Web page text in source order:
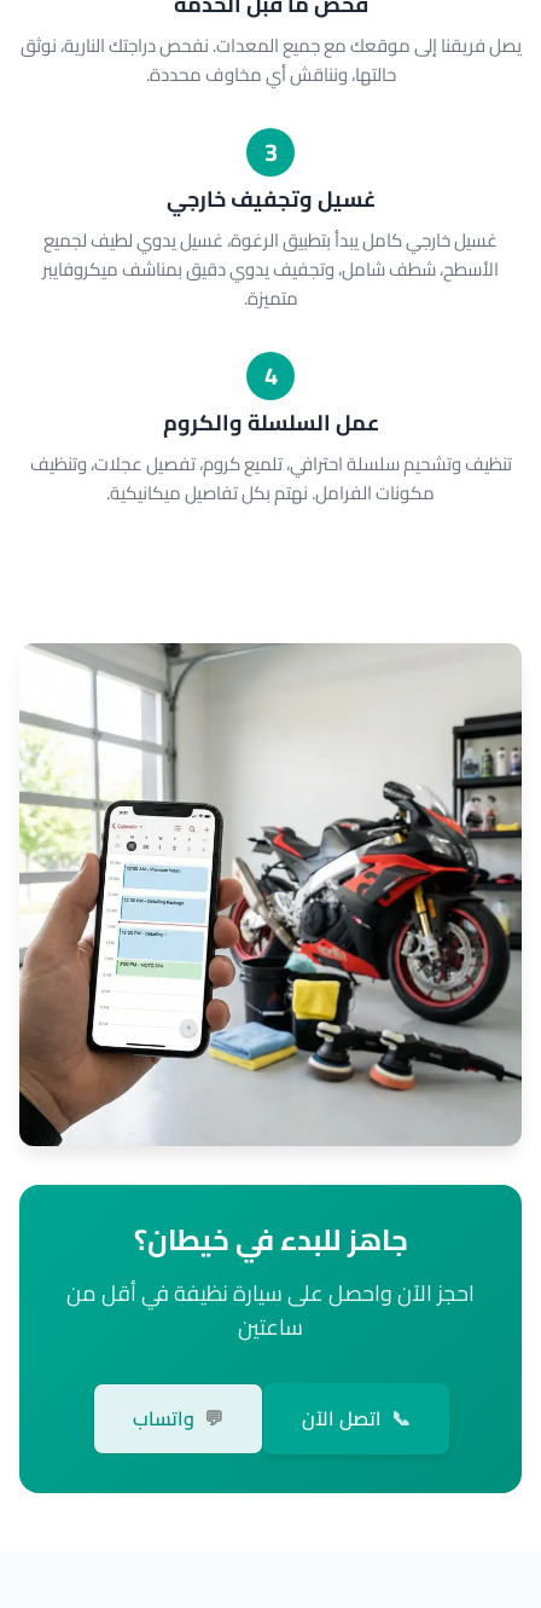
يصل فريقنا إلى موقعك مع جميع المعدات. نفحص دراجتك النارية، نوثق
حالتها، ونناقش أي مخاوف محددة.
3
غسيل وتجفيف خارجي
غسيل خارجي كامل يبدأ بتطبيق الرغوة، غسيل يدوي لطيف لجميع
الأسطح، شطف شامل، وتجفيف يدوي دقيق بمناشف ميكروفايبر
متميزة.
4
عمل السلسلة والكروم
تنظيف وتشحيم سلسلة احترافي، تلميع كروم، تفصيل عجلات، وتنظيف
مكونات الفرامل. نهتم بكل تفاصيل ميكانيكية.
جاهز للبدء في خيطان؟
احجز الآن واحصل على سيارة نظيفة في أقل من
ساعتين
📞 اتصل الآن 💬 واتساب